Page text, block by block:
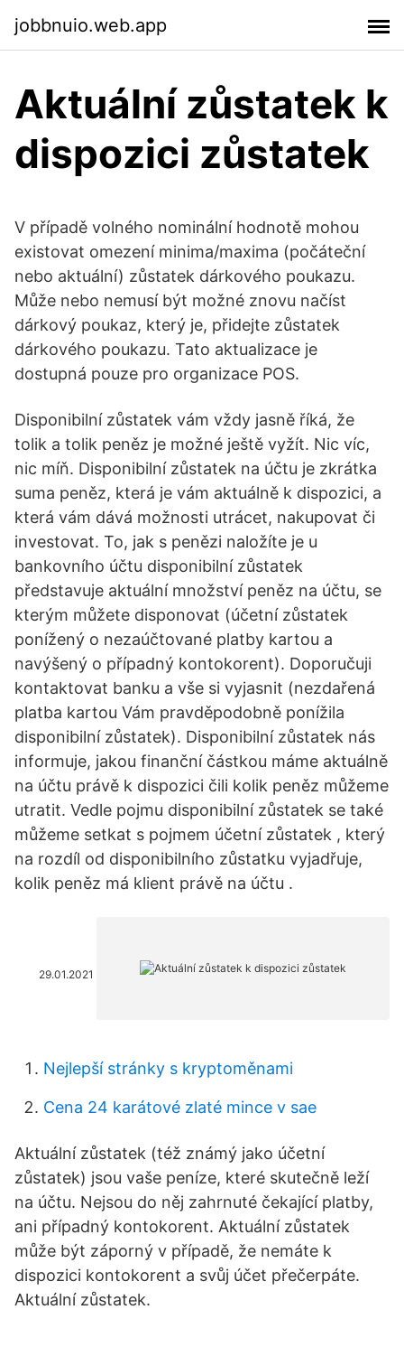
jobbnuio.web.app
Aktuální zůstatek k
dispozici zůstatek
V případě volného nominální hodnotě mohou
existovat omezení minima/maxima (počáteční
nebo aktuální) zůstatek dárkového poukazu.
Může nebo nemusí být možné znovu načíst
dárkový poukaz, který je, přidejte zůstatek
dárkového poukazu. Tato aktualizace je
dostupná pouze pro organizace POS.
Disponibilní zůstatek vám vždy jasně říká, že
tolik a tolik peněz je možné ještě vyžít. Nic víc,
nic míň. Disponibilní zůstatek na účtu je zkrátka
suma peněz, která je vám aktuálně k dispozici, a
která vám dává možnosti utrácet, nakupovat či
investovat. To, jak s penězi naložíte je u
bankovního účtu disponibilní zůstatek
představuje aktuální množství peněz na účtu, se
kterým můžete disponovat (účetní zůstatek
ponížený o nezaúčtované platby kartou a
navýšený o případný kontokorent). Doporučuji
kontaktovat banku a vše si vyjasnit (nezdařená
platba kartou Vám pravděpodobně ponížila
disponibilní zůstatek). Disponibilní zůstatek nás
informuje, jakou finanční částkou máme aktuálně
na účtu právě k dispozici čili kolik peněz můžeme
utratit. Vedle pojmu disponibilní zůstatek se také
můžeme setkat s pojmem účetní zůstatek , který
na rozdíl od disponibilního zůstatku vyjadřuje,
kolik peněz má klient právě na účtu .
29.01.2021
Nejlepší stránky s kryptoměnami
Cena 24 karátové zlaté mince v sae
Aktuální zůstatek (též známý jako účetní
zůstatek) jsou vaše peníze, které skutečně leží
na účtu. Nejsou do něj zahrnuté čekající platby,
ani případný kontokorent. Aktuální zůstatek
může být záporný v případě, že nemáte k
dispozici kontokorent a svůj účet přečerpáte.
Aktuální zůstatek.